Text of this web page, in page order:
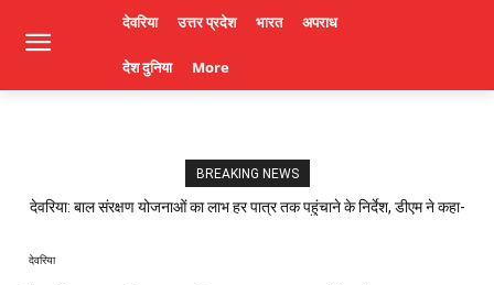
देवरिया उत्तर प्रदेश भारत अपराध
देश दुनिया More
BREAKING NEWS
देवरिया: बाल संरक्षण योजनाओं का लाभ हर पात्र तक पहुंचाने के निर्देश, डीएम ने कहा-
देवरिया